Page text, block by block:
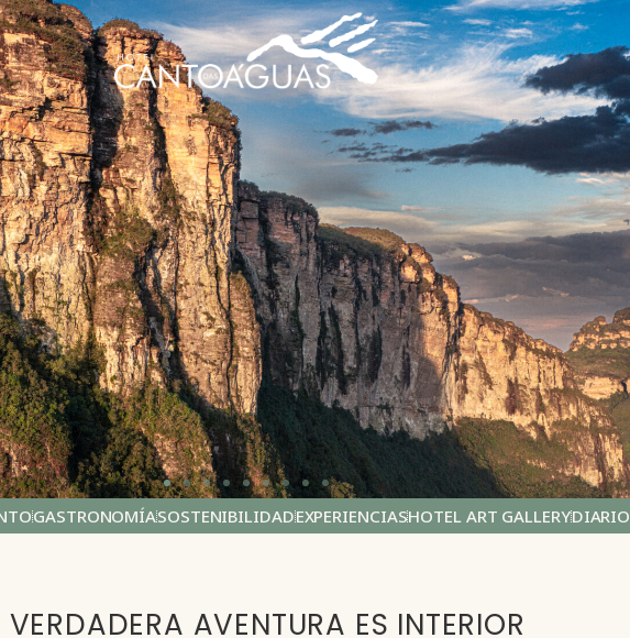
GASTRONOMÍASOSTENIBILIDADEXPERIENCIASHOTEL ART GALLERYDIARIO
VERDADERA AVENTURA ES INTERIOR